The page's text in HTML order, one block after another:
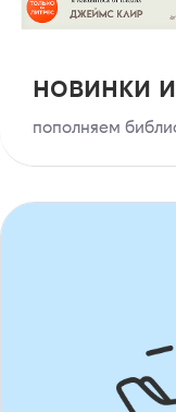
новинки
пополняем